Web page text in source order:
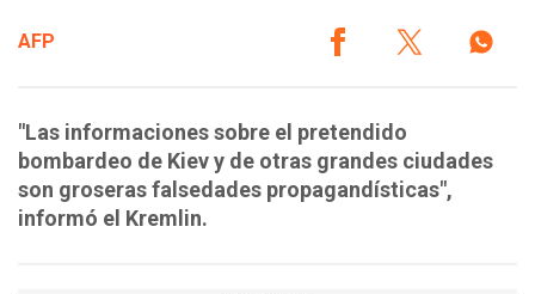
AFP
"Las informaciones sobre el pretendido
bombardeo de Kiev y de otras grandes ciudades
son groseras falsedades propagandísticas",
informó el Kremlin.